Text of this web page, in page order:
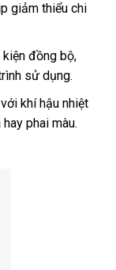
giảm thiểu chi
đồng bộ,
sử dụng.
khí hậu nhiệt
phai màu.